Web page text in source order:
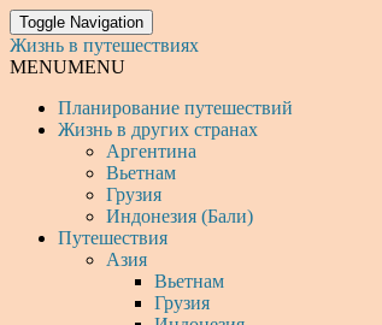
Toggle Navigation
Жизнь в путешествиях
MENUMENU
Планирование путешествий
Жизнь в других странах
Аргентина
Вьетнам
Грузия
Индонезия (Бали)
Путешествия
Азия
Вьетнам
Грузия